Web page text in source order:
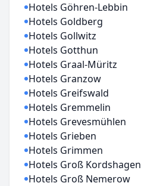
Hotels Göhren-Lebbin
Hotels Goldberg
Hotels Gollwitz
Hotels Gotthun
Hotels Graal-Müritz
Hotels Granzow
Hotels Greifswald
Hotels Gremmelin
Hotels Grevesmühlen
Hotels Grieben
Hotels Grimmen
Hotels Groß Kordshagen
Hotels Groß Nemerow